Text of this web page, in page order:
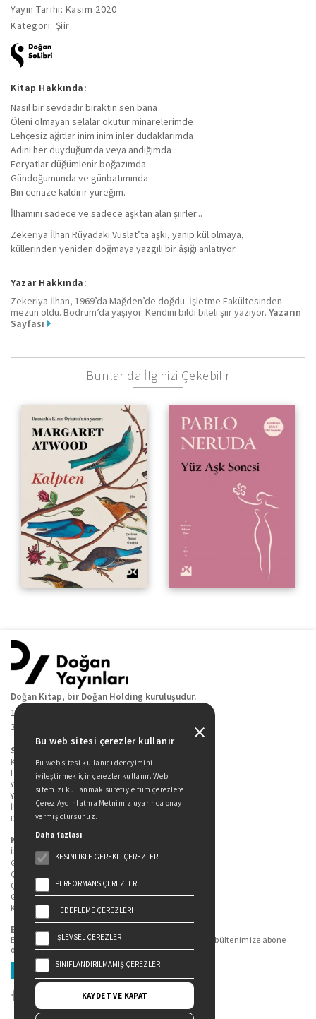
Yayın Tarihi: Kasım 2020
Kategori: Şiir
Kitap Hakkında:
Nasıl bir sevdadır bıraktın sen bana
Öleni olmayan selalar okutur minarelerimde
Lehçesiz ağıtlar inim inim inler dudaklarımda
Adını her duyduğumda veya andığımda
Feryatlar düğümlenir boğazımda
Gündoğumunda ve günbatımında
Bin cenaze kaldırır yüreğim.
İlhamını sadece ve sadece aşktan alan şiirler...
Zekeriya İlhan Rüyadaki Vuslat’ta aşkı, yanıp kül olmaya,
küllerinden yeniden doğmaya yazgılı bir âşığı anlatıyor.
Yazar Hakkında:
Zekeriya İlhan, 1969’da Mağden’de doğdu. İşletme Fakültesinden
mezun oldu. Bodrum’da yaşıyor. Kendini bildi bileli şiir yazıyor. Yazarın
Sayfası
Bunlar da İlginizi Çekebilir
Doğan Kitap, bir Doğan Holding kuruluşudur.
19 Mayıs Cad. Golden Plaza No:1 Kat:10
34360 / Şişli / İstanbul
Sitede Yer Alan Sayfalar
Kitaplarımız
Hakkımızda
Yazarlarımız
Yazar Adayları İçin
İletişim
Duygu Asena Roman Ödülü
Kişisel Verilerin Korunması
İlgili Kişi Başvuru Formu
Genel Aydınlatma Metni
Çekiliş Aydınlatma Metni
Çerez Aydınlatma Metni
Gizlilik Politikası
Kullanım Şartları
Bizi Takip Edin...
En güncel kitap ve etkinliklerden haberdar olmak için bültenimize abone
olun.
Üye Ol
Bu web sitesi çerezler kullanır
Bu web sitesi kullanıcı deneyimini
iyileştirmek için çerezler kullanır. Web
sitemizi kullanmak suretiyle tüm çerezlere
Çerez Aydınlatma Metnimiz uyarınca onay
vermiş olursunuz.
Daha fazlası
KESINLIKLE GEREKLI ÇEREZLER
PERFORMANS ÇEREZLERI
HEDEFLEME ÇEREZLERI
İŞLEVSEL ÇEREZLER
SINIFLANDIRILMAMIŞ ÇEREZLER
KAYDET VE KAPAT